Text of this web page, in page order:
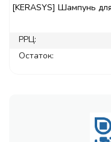
[KERASYS] Шампунь
РРЦ:
Остаток: